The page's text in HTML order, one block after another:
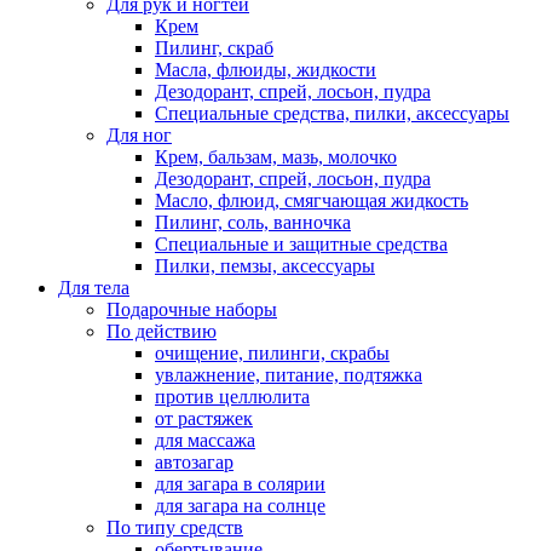
Для рук и ногтей
Крем
Пилинг, скраб
Масла, флюиды, жидкости
Дезодорант, спрей, лосьон, пудра
Специальные средства, пилки, аксессуары
Для ног
Крем, бальзам, мазь, молочко
Дезодорант, спрей, лосьон, пудра
Масло, флюид, смягчающая жидкость
Пилинг, соль, ванночка
Специальные и защитные средства
Пилки, пемзы, аксессуары
Для тела
Подарочные наборы
По действию
очищение, пилинги, скрабы
увлажнение, питание, подтяжка
против целлюлита
от растяжек
для массажа
автозагар
для загара в солярии
для загара на солнце
По типу средств